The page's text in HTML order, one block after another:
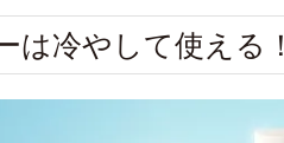
は冷やして使える！